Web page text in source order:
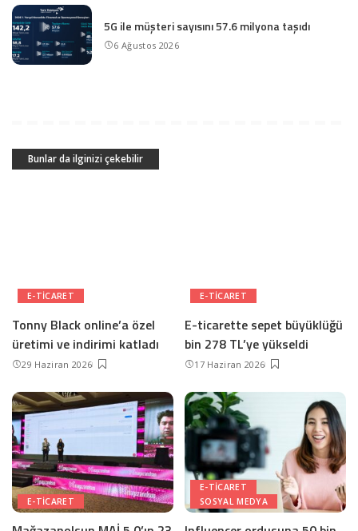
5G ile müşteri sayısını 57.6 milyona taşıdı
6 Ağustos 2026
Bunlar da ilginizi çekebilir
E-TICARET
Tonny Black online’a özel
üretimi ve indirimi katladı
29 Haziran 2026
E-TICARET
E-ticarette sepet büyüklüğü
bin 278 TL’ye yükseldi
17 Haziran 2026
E-TICARET
E-TICARET
SOSYAL MEDYA